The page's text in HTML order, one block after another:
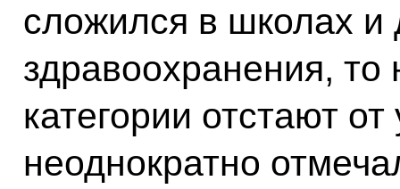
сложился в школах и
здравоохранения,
категории отстают
неоднократно